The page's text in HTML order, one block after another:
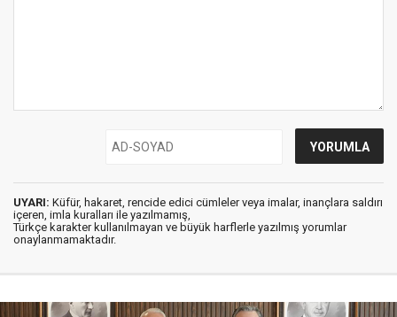
UYARI: Küfür, hakaret, rencide edici cümleler veya imalar, inançlara saldırı
içeren, imla kuralları ile yazılmamış,
Türkçe karakter kullanılmayan ve büyük harflerle yazılmış yorumlar
onaylanmamaktadır.